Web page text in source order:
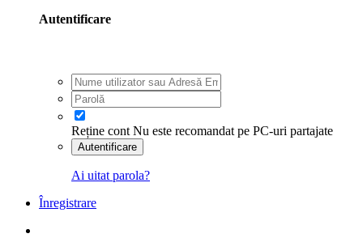
Autentificare
Reține cont Nu este recomandat pe PC-uri partajate
Autentificare
Ai uitat parola?
Înregistrare